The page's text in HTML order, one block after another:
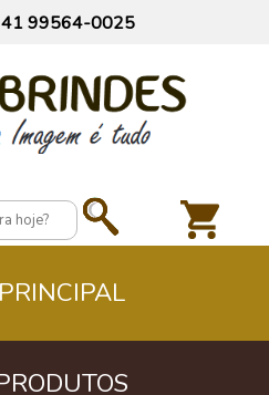
41 99564-0025